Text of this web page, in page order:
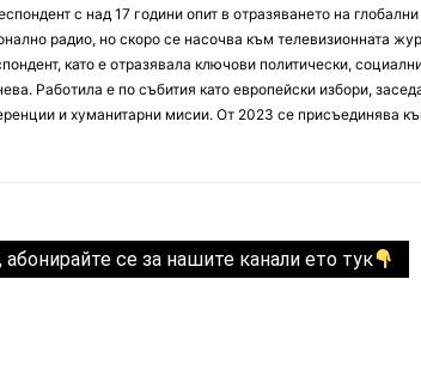
с над 17 години опит в отразяването на
радио, но скоро се насочва към телевизионната
като е отразявала ключови политически,
Работила е по събития като европейски избори,
и хуманитарни мисии. От 2023 се присъединява
се за нашите канали ето тук